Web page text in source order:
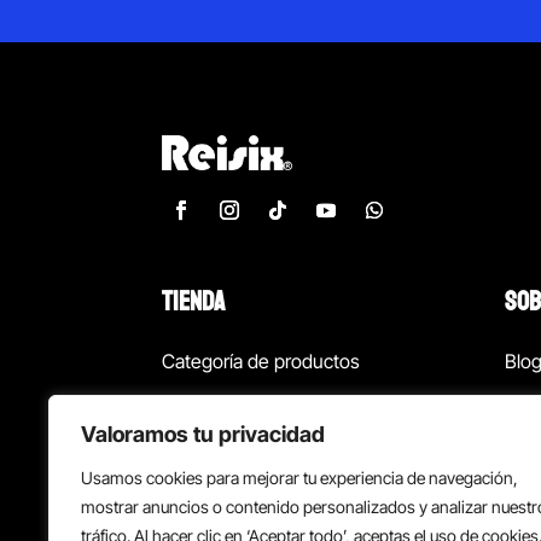
Valoramos tu privacidad
Usamos cookies para mejorar tu experiencia de navegación,
mostrar anuncios o contenido personalizados y analizar
tráfico. Al hacer clic en ‘Aceptar todo’, aceptas el uso de cookies.
TIENDA
Categoría de productos
¡Las mejores ofertas!
Back to school
Blog